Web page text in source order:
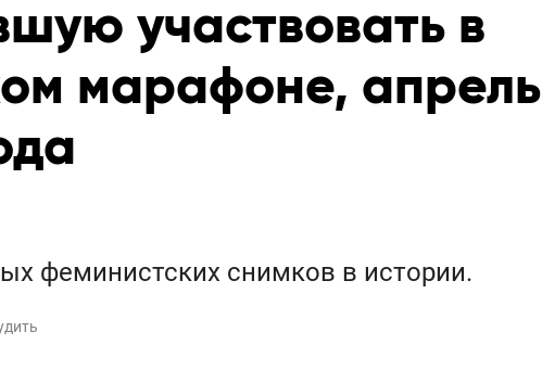
участвовать в
марафоне, апрель
феминистских снимков в истории.